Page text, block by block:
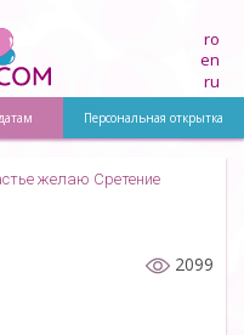
ru
ro
en
Персональная открытка
желаю Сретение
2099